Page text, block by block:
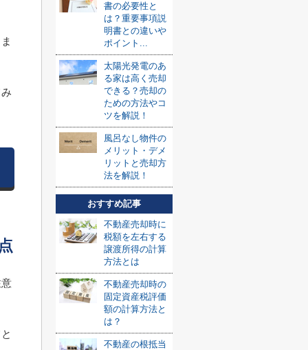
書の必要性と
は？重要事項説
明書との違いや
ポイント...
太陽光発電のあ
る家は高く売却
できる？売却の
ための方法やコ
ツを解説！
風呂なし物件の
メリット・デメ
リットと売却方
法を解説！
おすすめ記事
不動産売却時に
税額を左右する
譲渡所得の計算
方法とは
不動産売却時の
固定資産税評価
額の計算方法と
は？
不動産の根抵当